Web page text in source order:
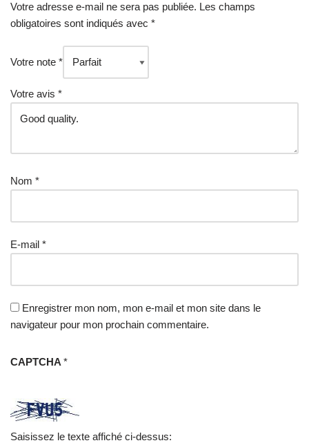
Votre adresse e-mail ne sera pas publiée. Les champs
obligatoires sont indiqués avec *
Votre note *
Votre avis *
Nom *
E-mail *
Enregistrer mon nom, mon e-mail et mon site dans le
navigateur pour mon prochain commentaire.
CAPTCHA*
Saisissez le texte affiché ci-dessus: